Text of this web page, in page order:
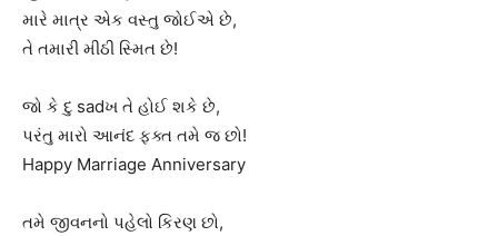
મારે માત્ર એક વસ્તુ જોઈએ છે,
તે તમારી મીઠી સ્મિત છે!
જો કે દુ sadખ તે હોઈ શકે છે,
પરંતુ મારો આનંદ ફક્ત તમે જ છો!
Happy Marriage Anniversary
તમે જીવનનો પહેલો કિરણ છો,